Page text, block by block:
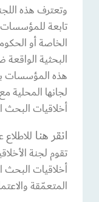
وتعترف هذه
تابعة
الخاصة أو
البحثية
هذه المؤسسات
لجانها المحلية
أخلاقيات البحث
انقر هنا
تقوم لجنة
أخلاقيات البحث
المتعمّقة